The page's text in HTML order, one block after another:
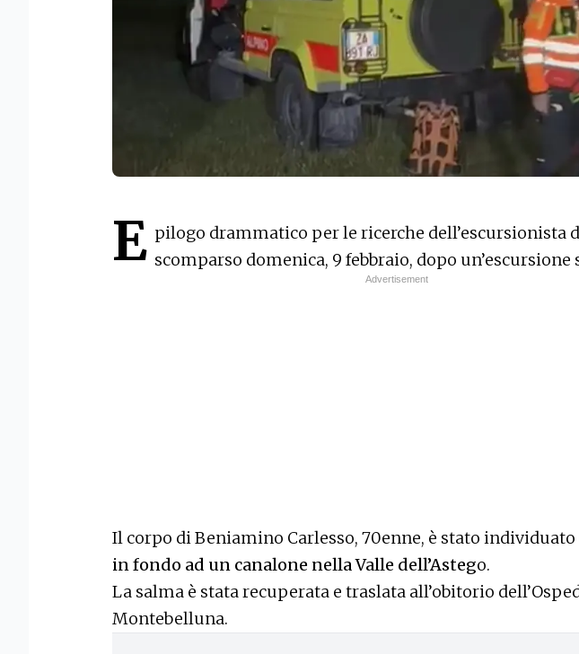
E pilogo drammatico per le ricerche dell’escursionista
scomparso domenica, 9 febbraio, dopo un’escursione
Il corpo di Beniamino Carlesso, 70enne, è stato
in fondo ad un canalone nella Valle dell’Astego.
La salma è stata recuperata e traslata all’obitorio
Montebelluna.